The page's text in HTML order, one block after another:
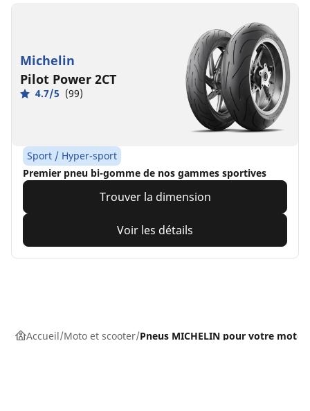
Michelin
Pilot Power 2CT
4.7/5 (99)
Sport / Hyper-sport
Premier pneu bi-gomme de nos gammes sportives
Trouver la dimension
Voir les détails
Accueil Moto et scooter Pneus MICHELIN pour votre moto